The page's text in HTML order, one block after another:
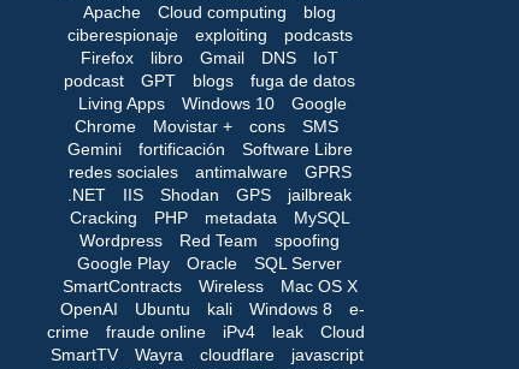
Apache
Cloud computing
blog
ciberespionaje
exploiting
podcasts
Firefox
libro Gmail DNS
IoT
podcast
GPT blogs
fuga de datos
Living Apps
Windows 10
Google
Chrome
Movistar + cons
SMS
Gemini
fortificación
Software Libre
redes sociales
antimalware
GPRS
.NET
IIS Shodan GPS
jailbreak
Cracking
PHP metadata
MySQL
Wordpress
Red Team
spoofing
Google Play
Oracle
SQL Server
SmartContracts
Wireless
Mac OS X
OpenAI
Ubuntu kali Windows 8
e-
crime
fraude online iPv4 leak
Cloud
SmartTV
Wayra cloudflare
javascript